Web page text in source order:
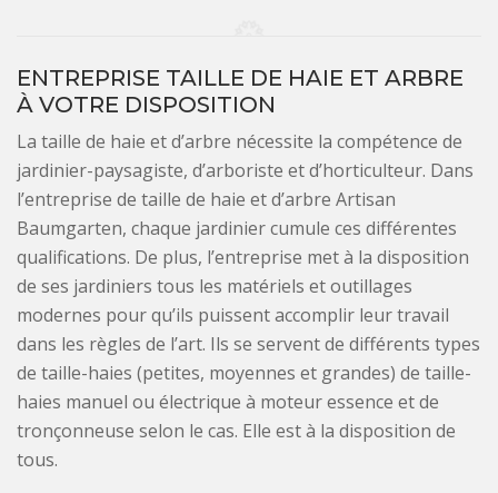
ENTREPRISE TAILLE DE HAIE ET ARBRE
À VOTRE DISPOSITION
La taille de haie et d’arbre nécessite la compétence de
jardinier-paysagiste, d’arboriste et d’horticulteur. Dans
l’entreprise de taille de haie et d’arbre Artisan
Baumgarten, chaque jardinier cumule ces différentes
qualifications. De plus, l’entreprise met à la disposition
de ses jardiniers tous les matériels et outillages
modernes pour qu’ils puissent accomplir leur travail
dans les règles de l’art. Ils se servent de différents types
de taille-haies (petites, moyennes et grandes) de taille-
haies manuel ou électrique à moteur essence et de
tronçonneuse selon le cas. Elle est à la disposition de
tous.